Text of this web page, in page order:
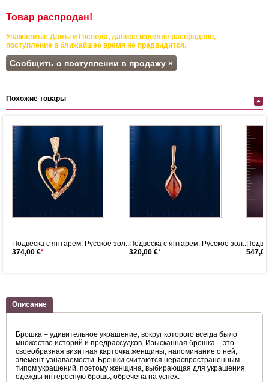
Товар распродан!
Уважаемые Дамы и Господа, данное изделие распродано,
поступление в ближайшее время не предвидится.
Сообщить о поступлении в продажу »
Похожие товары
Подвеска с янтарем. Русское зол...
374,00 €*
Подвеска с янтарем. Русское зол...
320,00 €*
Описание
Брошка – удивительное украшение, вокруг которого всегда было
множество историй и предрассудков. Изысканная брошка – это
своеобразная визитная карточка женщины, напоминание о ней,
элемент узнаваемости. Брошки считаются нераспространенным
типом украшений, поэтому женщина, выбирающая для украшения
одежды интересную брошь, обречена на успех.